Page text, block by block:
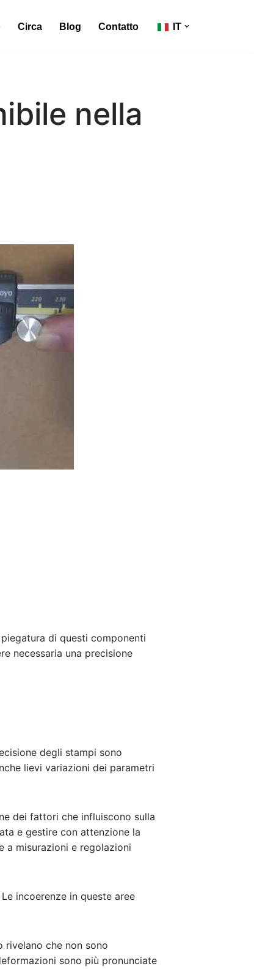
Circa Blog Contatto IT
nella
di questi componenti
necessaria una precisione
degli stampi sono
lievi variazioni dei parametri
dei fattori che influiscono sulla
e gestire con attenzione la
a misurazioni e regolazioni
incoerenze in queste aree
rivelano che non sono
sono più pronunciate